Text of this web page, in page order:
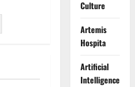
Culture
Artemis
Hospita
Artificial
Intelligence